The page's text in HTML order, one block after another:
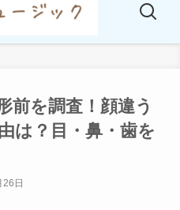
前を調査！顔違う
は？目・鼻・歯を
日